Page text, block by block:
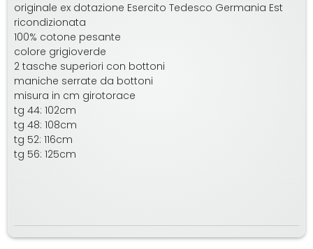
originale ex dotazione Esercito Tedesco Germania Est
ricondizionata
100% cotone pesante
colore grigioverde
2 tasche superiori con bottoni
maniche serrate da bottoni
misura in cm girotorace
tg 44: 102cm
tg 48: 108cm
tg 52: 116cm
tg 56: 125cm